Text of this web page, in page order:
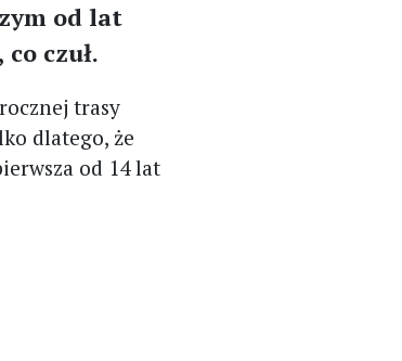
od lat
czuł.
trasy
dlatego, że
od 14 lat